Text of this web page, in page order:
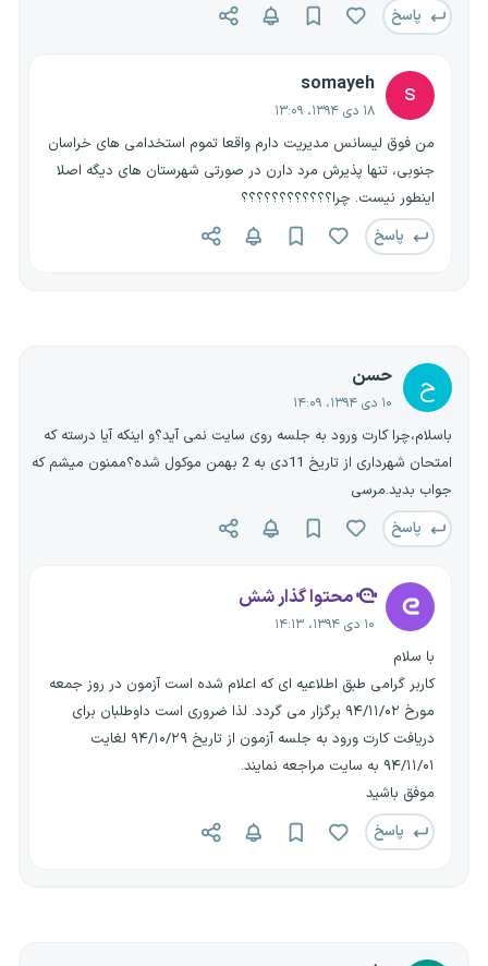
پاسخ
s
somayeh
۱۸ دی ۱۳۹۴، ۱۳:۰۹
من فوق لیسانس مدیریت دارم واقعا تموم استخدامی های خراسان
جنوبی، تنها پذیرش مرد دارن در صورتی شهرستان های دیگه اصلا
اینطور نیست. چرا؟؟؟؟؟؟؟؟؟؟؟؟
پاسخ
ح حسن
۱۰ دی ۱۳۹۴، ۱۴:۰۹
باسلام،چرا کارت ورود به جلسه روی سایت نمی آید؟و اینکه آیا درسته که
امتحان شهرداری از تاریخ 11دی به 2 بهمن موکول شده؟ممنون میشم که
جواب بدید.مرسی
پاسخ
محتوا گذار شش
۱۰ دی ۱۳۹۴، ۱۴:۱۳
با سلام
کاربر گرامی طبق اطلاعیه ای که اعلام شده است آزمون در روز جمعه
مورخ ۹۴/۱۱/۰۲ برگزار می گردد. لذا ضروری است داوطلبان برای
دریافت کارت ورود به جلسه آزمون از تاریخ ۹۴/۱۰/۲۹ لغایت
۹۴/۱۱/۰۱ به سایت مراجعه نمایند.
موفق باشید
پاسخ